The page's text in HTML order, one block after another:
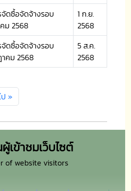
ดซื้อจัดจ้างรอบ
ม 2568
1 ก.ย.
2568
ดซื้อจัดจ้างรอบ
คม 2568
5 ส.ค.
2568
»
เข้าชมเว็บไซต์
of website visitors